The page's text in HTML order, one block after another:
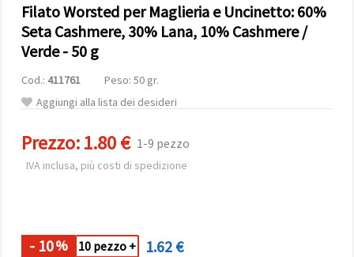
accettare
tutti i
cookie. •
Clicca su
"Impostazioni
personalizzare
le tue
scelte. •
modificare
o revocare
il tuo
consenso
consultare
la nostra
Filato Worsted per Maglieria e Uncinetto: 60%
Seta Cashmere, 30% Lana, 10% Cashmere /
Verde - 50 g
Cod.: 411761
Peso: 50 gr.
Aggiungi alla lista dei desideri
Prezzo:1.80 € 1-9 pezzo
IVA inclusa, più costi di spedizione
- 10% 10 pezzo + 1.62 €